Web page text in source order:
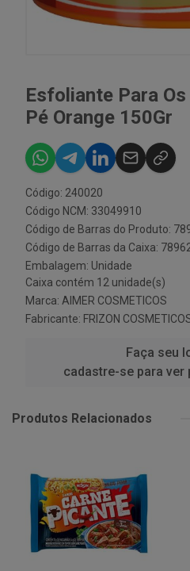
Esfoliante Para
Pé Orange 150Gr
Código: 240020
Código NCM: 33049910
Código de Barras do Produto:
Código de Barras da Caixa:
Embalagem: Unidade
Caixa contém 12 unidade(s)
Marca: AIMER COSMETICOS
Fabricante: FRIZON
Faça seu
cadastre-se para
Produtos Relacionados